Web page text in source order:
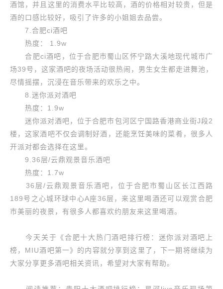
酒馆，并且这里的消费水平比较高，酒的价格相对较贵，但是
酒的口感比较好，吸引了许多的小姐姐去品尝。
7.合肥ci酒吧
热度： 1.9w
合肥ci酒吧，位于合肥市蜀山区怀宁路大溪地现代城市广
场39号，这家酒吧的夜场活动很热闹，男生女生都走进舞池，
尽情摇摆，沉浸在音乐带来的欢乐之中。
8.迷你派对酒吧
热度：1.9w
迷你派对酒吧，位于合肥市包河区宁国路香港商业街J段2
楼，这家酒吧不仅会调制好酒，还能烹饪美味的菜肴，很多人
开派对都会选择在这里。
9.36层/云鼎观景音乐酒吧
热度：1.7w
36层/云鼎观景音乐酒吧，位于合肥市蜀山区长江西路
189号之心城环球中心A座36层，来这里喝酒还可以观赏合肥
市美丽的夜景，有很多人都喜欢约朋友来这里喝酒。
今天关于《合肥十大热门酒吧排行榜：迷你派对酒吧上
榜，MIU酒吧第一》的内容就分享到这里了，下一期将继续为
大家分享更多酒吧相关资讯，希望对大家有帮助。